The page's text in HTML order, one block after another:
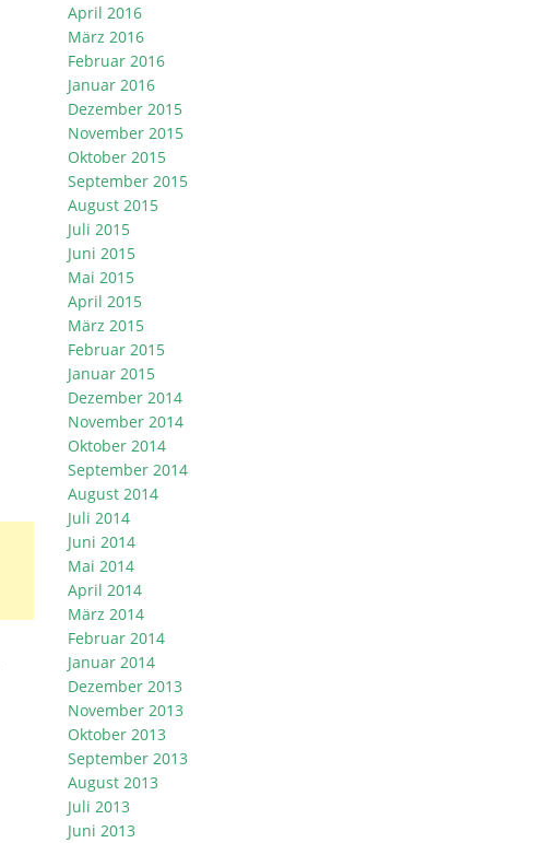
April 2016
März 2016
Februar 2016
Januar 2016
Dezember 2015
November 2015
Oktober 2015
September 2015
August 2015
Juli 2015
Juni 2015
Mai 2015
April 2015
März 2015
Februar 2015
Januar 2015
Dezember 2014
November 2014
Oktober 2014
September 2014
August 2014
Juli 2014
Juni 2014
Mai 2014
April 2014
März 2014
Februar 2014
Januar 2014
Dezember 2013
November 2013
Oktober 2013
September 2013
August 2013
Juli 2013
Juni 2013